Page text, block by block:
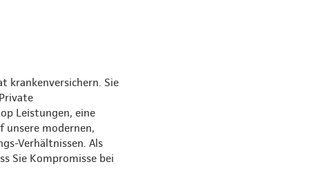
krankenversichern. Sie
Leistungen, eine
unsere modernen,
Verhältnissen. Als
Sie Kompromisse bei